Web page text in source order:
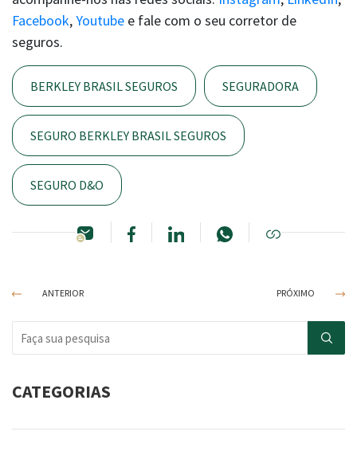
Facebook,Youtube e fale com o seu corretor de
seguros.
BERKLEY BRASIL SEGUROS SEGURADORA
SEGURO BERKLEY BRASIL SEGUROS
SEGURO D&O
ANTERIOR PRÓXIMO
CATEGORIAS